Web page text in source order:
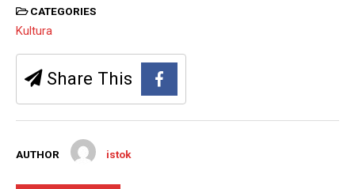
CATEGORIES
Kultura
Share This
AUTHOR istok